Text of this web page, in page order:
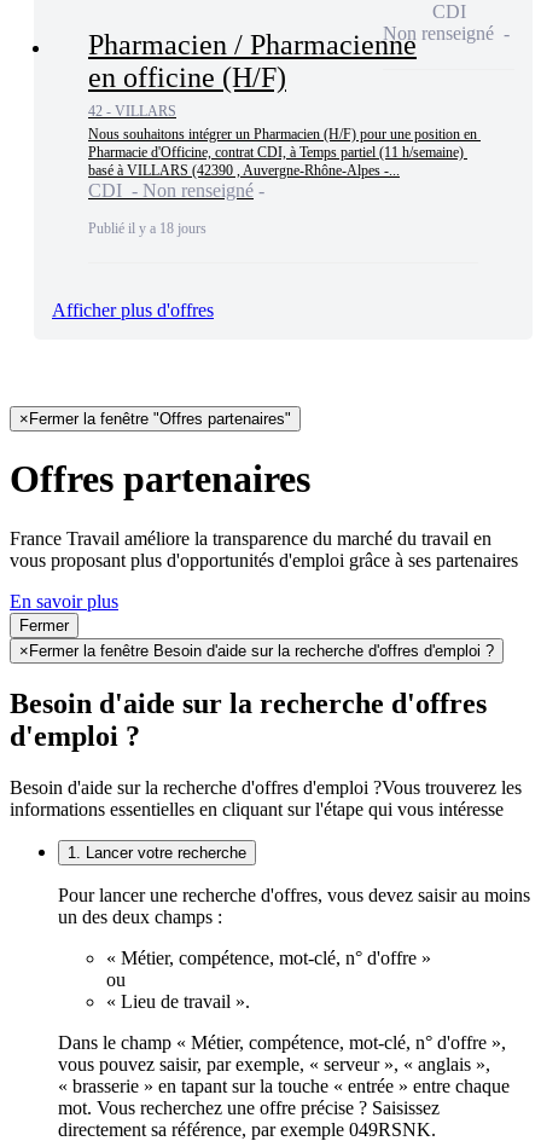
Pharmacien / Pharmacienne
en officine (H/F)
42 - VILLARS
Nous souhaitons intégrer un Pharmacien (H/F) pour une position en
Pharmacie d'Officine, contrat CDI, à Temps partiel (11 h/semaine)
basé à VILLARS (42390 , Auvergne-Rhône-Alpes -...
CDI - Non renseigné
Publié il y a 18 jours
CDI
Non renseigné
Afficher plus d'offres
× Fermer la fenêtre "Offres partenaires"
Offres partenaires
France Travail améliore la transparence du marché du travail en
vous proposant plus d'opportunités d'emploi grâce à ses partenaires
En savoir plus
Fermer
× Fermer la fenêtre Besoin d'aide sur la recherche d'offres d'emploi ?
Besoin d'aide sur la recherche d'offres
d'emploi ?
Besoin d'aide sur la recherche d'offres d'emploi ?Vous trouverez les
informations essentielles en cliquant sur l'étape qui vous intéresse
1. Lancer votre recherche
Pour lancer une recherche d'offres, vous devez saisir au moins
un des deux champs :
« Métier, compétence, mot-clé, n° d'offre »
ou
« Lieu de travail ».
Dans le champ « Métier, compétence, mot-clé, n° d'offre »,
vous pouvez saisir, par exemple, « serveur », « anglais »,
« brasserie » en tapant sur la touche « entrée » entre chaque
mot. Vous recherchez une offre précise ? Saisissez
directement sa référence, par exemple 049RSNK.